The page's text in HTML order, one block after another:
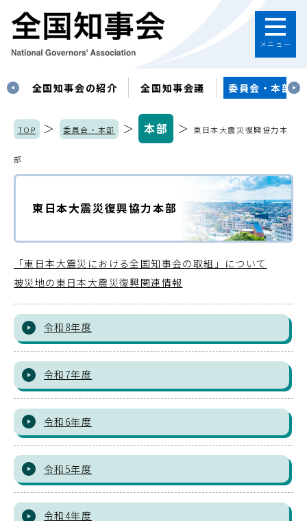
メニュー
全国知事会の紹介 全国知事会議 委員会・本部
TOP ＞ 委員会・本部 ＞ 本部 ＞ 東日本大震災復興協力本
部
東日本大震災復興協力本部
「東日本大震災における全国知事会の取組」について
被災地の東日本大震災復興関連情報
令和8年度
令和7年度
令和6年度
令和5年度
令和4年度